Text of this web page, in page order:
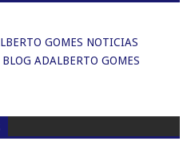
GOMES NOTICIAS
ADALBERTO GOMES